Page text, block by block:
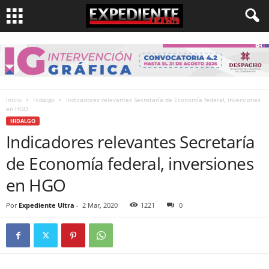
Inicio Hidalgo
Indicadores relevantes Secretaría de Economía federal, inversiones
en HGO
HIDALGO
Indicadores relevantes Secretaría
de Economía federal, inversiones
en HGO
Por Expediente Ultra - 2 Mar, 2020 1221 0